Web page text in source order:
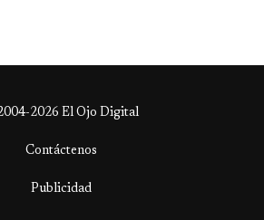
2026 El Ojo Digital
Contáctenos
Publicidad